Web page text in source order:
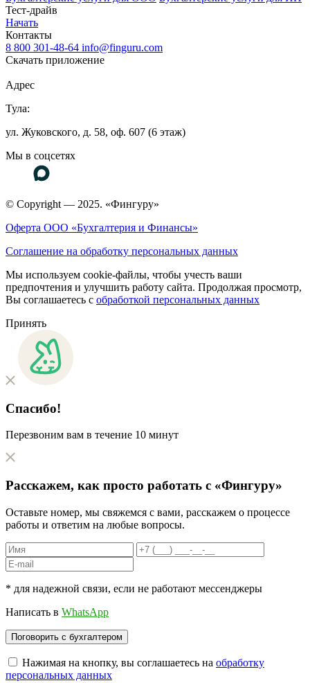
Тест-драйв
Начать
Контакты
8 800 301-48-64 info@finguru.com
Скачать приложение
Адрес
Тула:
ул. Жуковского, д. 58, оф. 607 (6 этаж)
Мы в соцсетях
© Copyright — 2025. «Фингуру»
Оферта ООО «Бухгалтерия и Финансы»
Соглашение на обработку персональных данных
Мы используем cookie-файлы, чтобы учесть ваши
предпочтения и улучшить работу сайта. Продолжая просмотр,
Вы соглашаетесь с обработкой персональных данных
Принять
Спасибо!
Перезвоним вам в течение 10 минут
Расскажем, как просто работать с «Фингуру»
Оставьте номер, мы свяжемся с вами, расскажем о процессе
работы и ответим на любые вопросы.
* для надежной связи, если не работают мессенджеры
Написать в WhatsApp
Нажимая на кнопку, вы соглашаетесь на обработку
персональных данных